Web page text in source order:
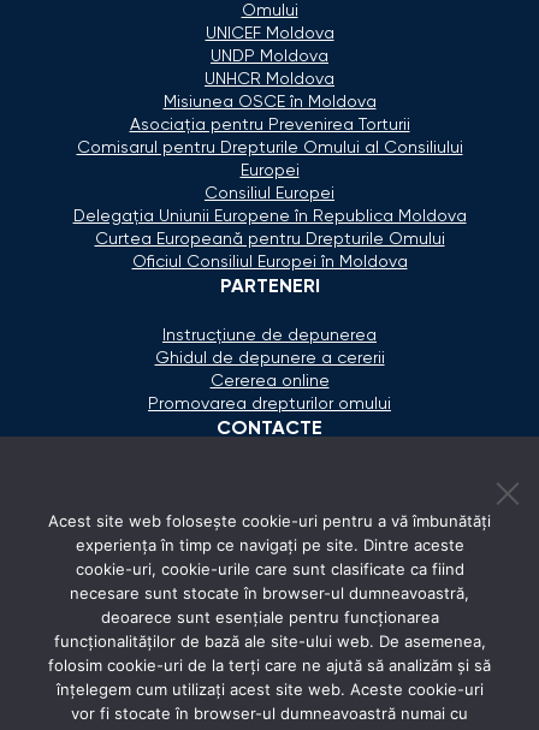
Omului
UNICEF Moldova
UNDP Moldova
UNHCR Moldova
Misiunea OSCE în Moldova
Asociaţia pentru Prevenirea Torturii
Comisarul pentru Drepturile Omului al Consiliului
Europei
Consiliul Europei
Delegaţia Uniunii Europene în Republica Moldova
Curtea Europeană pentru Drepturile Omului
Oficiul Consiliul Europei în Moldova
PARTENERI
Instrucțiune de depunerea
Ghidul de depunere a cererii
Cererea online
Promovarea drepturilor omului
CONTACTE
secretariat@ombudsman.md
Strada Calea Ieşilor 11/3, Chişinău
Luni - Vineri: 08:00 - 17:00
REȚELE SOCIALE
Acest site web folosește cookie-uri pentru a vă îmbunătăți
experiența în timp ce navigați pe site. Dintre aceste
cookie-uri, cookie-urile care sunt clasificate ca fiind
necesare sunt stocate în browser-ul dumneavoastră,
deoarece sunt esențiale pentru funcționarea
funcționalităților de bază ale site-ului web. De asemenea,
folosim cookie-uri de la terți care ne ajută să analizăm și să
înțelegem cum utilizați acest site web. Aceste cookie-uri
vor fi stocate în browser-ul dumneavoastră numai cu